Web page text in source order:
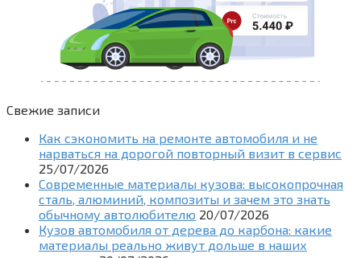
Свежие записи
Как сэкономить на ремонте автомобиля и не
нарваться на дорогой повторный визит в сервис
25/07/2026
Современные материалы кузова: высокопрочная
сталь, алюминий, композиты и зачем это знать
обычному автолюбителю 20/07/2026
Кузов автомобиля от дерева до карбона: какие
материалы реально живут дольше в наших